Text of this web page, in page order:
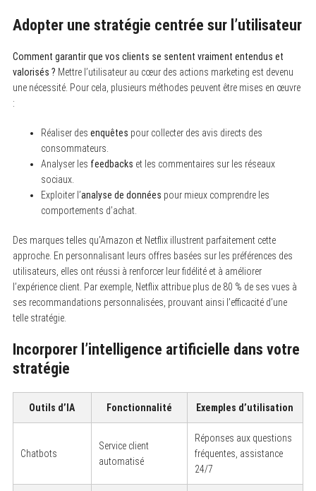
Adopter une stratégie centrée sur l’utilisateur
Comment garantir que vos clients se sentent vraiment entendus et
valorisés ? Mettre l’utilisateur au cœur des actions marketing est devenu
une nécessité. Pour cela, plusieurs méthodes peuvent être mises en œuvre
:
Réaliser des enquêtes pour collecter des avis directs des
consommateurs.
Analyser les feedbacks et les commentaires sur les réseaux
sociaux.
Exploiter l’analyse de données pour mieux comprendre les
comportements d’achat.
Des marques telles qu’Amazon et Netflix illustrent parfaitement cette
approche. En personnalisant leurs offres basées sur les préférences des
utilisateurs, elles ont réussi à renforcer leur fidélité et à améliorer
l’expérience client. Par exemple, Netflix attribue plus de 80 % de ses vues à
ses recommandations personnalisées, prouvant ainsi l’efficacité d’une
telle stratégie.
Incorporer l’intelligence artificielle dans votre
stratégie
Outils d’IA Fonctionnalité Exemples d’utilisation
Chatbots
Service client
automatisé
Réponses aux questions
fréquentes, assistance
24/7